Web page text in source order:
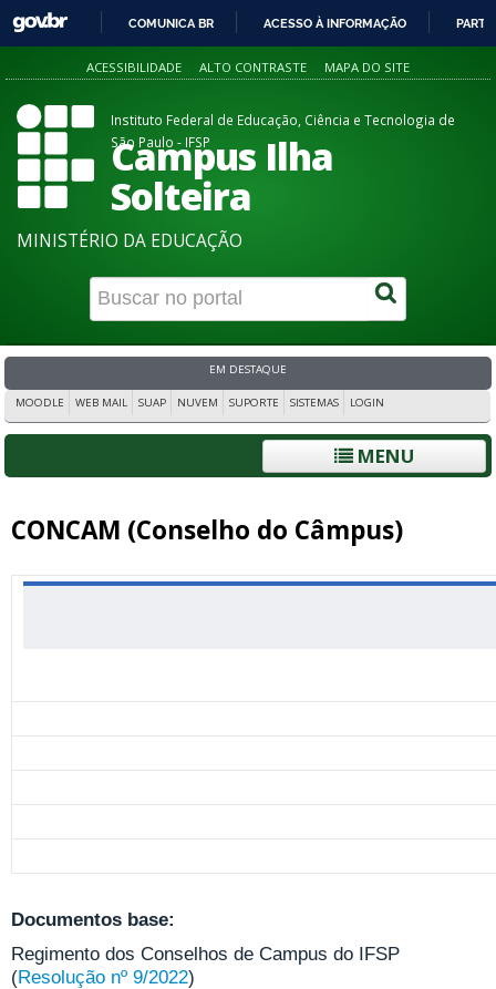
PARA
CONTEÚDO
COMUNICA BR ACESSO À INFORMAÇÃO
ACESSIBILIDADE ALTO CONTRASTE MAPA DO SITE
Instituto Federal de Educação, Ciência e Tecnologia de
São Paulo - IFSP
Campus Ilha
Solteira
MINISTÉRIO DA EDUCAÇÃO
EM DESTAQUE
MOODLE WEB MAIL SUAP NUVEM SUPORTE SISTEMAS LOGIN
MENU
CONCAM (Conselho do Câmpus)
Documentos base:
Regimento dos Conselhos de Campus do IFSP
(Resolução nº 9/2022)